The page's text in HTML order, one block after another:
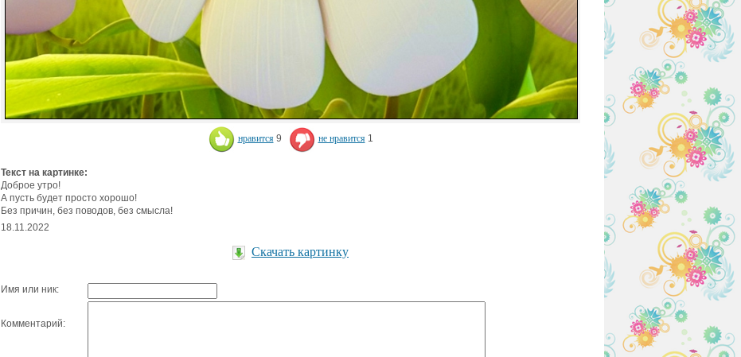
нравится 9 не нравится 1
Текст на картинке:
Доброе утро!
А пусть будет просто хорошо!
Без причин, без поводов, без смысла!
18.11.2022
Скачать картинку
Имя или ник:
Комментарий: